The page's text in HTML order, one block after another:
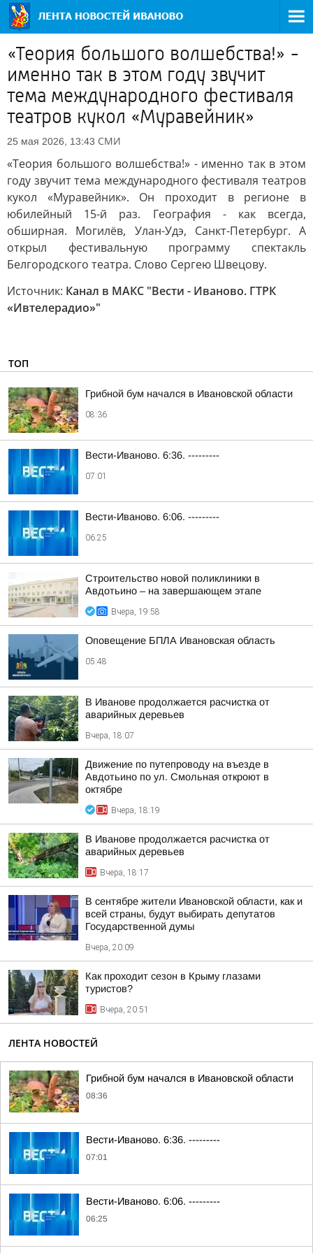
«Теория большого волшебства!» -
именно так в этом году звучит
тема международного фестиваля
театров кукол «Муравейник»
25 мая 2026, 13:43 СМИ
«Теория большого волшебства!» - именно так в этом
году звучит тема международного фестиваля театров
кукол «Муравейник». Он проходит в регионе в
юбилейный 15-й раз. География - как всегда,
обширная. Могилёв, Улан-Удэ, Санкт-Петербург. А
открыл фестивальную программу спектакль
Белгородского театра. Слово Сергею Швецову.
Источник: Канал в МАКС "Вести - Иваново. ГТРК
«Ивтелерадио»"
ТОП
Грибной бум начался в Ивановской области
08:36
Вести-Иваново. 6:36. ---------
07:01
Вести-Иваново. 6:06. ---------
06:25
Строительство новой поликлиники в
Авдотьино – на завершающем этапе
Вчера, 19:58
Оповещение БПЛА Ивановская область
05:48
В Иванове продолжается расчистка от
аварийных деревьев
Вчера, 18:07
Движение по путепроводу на въезде в
Авдотьино по ул. Смольная откроют в
октябре
Вчера, 18:19
В Иванове продолжается расчистка от
аварийных деревьев
Вчера, 18:17
В сентябре жители Ивановской области, как и
всей страны, будут выбирать депутатов
Государственной думы
Вчера, 20:09
Как проходит сезон в Крыму глазами
туристов?
Вчера, 20:51
ЛЕНТА НОВОСТЕЙ
Грибной бум начался в Ивановской области
08:36
Вести-Иваново. 6:36. ---------
07:01
Вести-Иваново. 6:06. ---------
06:25